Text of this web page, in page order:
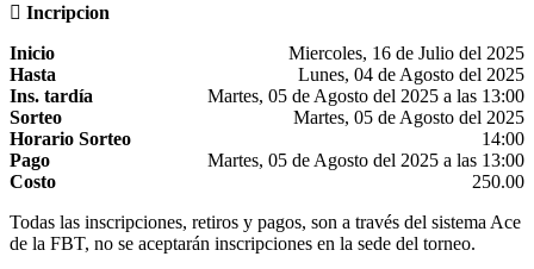
Incripcion
Inicio
Miercoles, 16 de Julio del 2025
Hasta
Lunes, 04 de Agosto del 2025
Ins. tardía
Martes, 05 de Agosto del 2025 a las 13:00
Sorteo
Martes, 05 de Agosto del 2025
Horario Sorteo
14:00
Pago
Martes, 05 de Agosto del 2025 a las 13:00
Costo
250.00
Todas las inscripciones, retiros y pagos, son a través del sistema Ace
de la FBT, no se aceptarán inscripciones en la sede del torneo.